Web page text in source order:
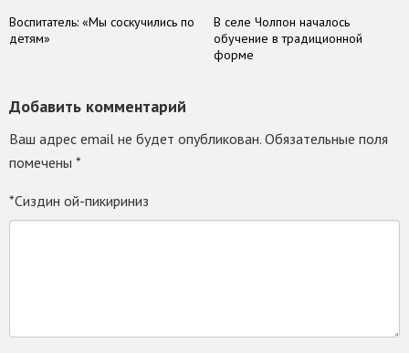
Воспитатель: «Мы соскучились по
детям»
В селе Чолпон началось
обучение в традиционной
форме
Добавить комментарий
Ваш адрес email не будет опубликован. Обязательные поля
помечены *
*Сиздин ой-пикириниз